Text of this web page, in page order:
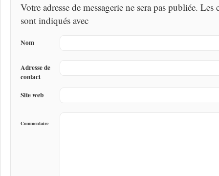
Votre adresse de messagerie ne sera pas publiée.
sont indiqués avec
Nom
Adresse de
contact
Site web
Commentaire